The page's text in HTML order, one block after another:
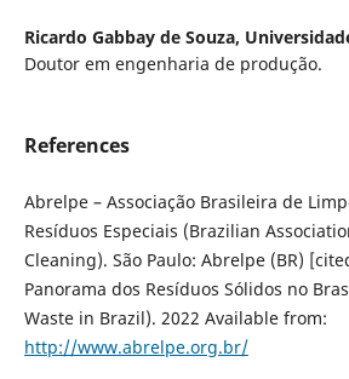
Ricardo Gabbay de Souza,
Doutor em engenharia de produção.
References
Abrelpe – Associação Brasileira de
Resíduos Especiais (Brazilian
Cleaning). São Paulo: Abrelpe (BR)
Panorama dos Resíduos Sólidos no
Waste in Brazil). 2022 Available from:
http://www.abrelpe.org.br/